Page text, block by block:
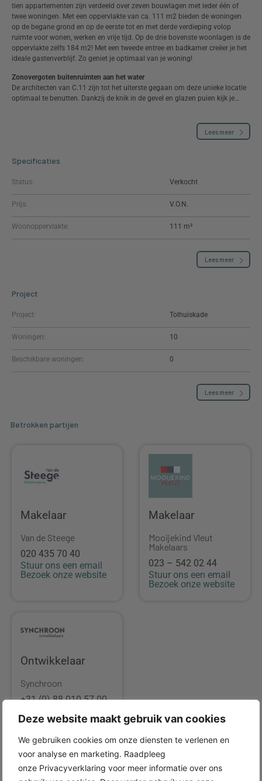
Deze website maakt gebruik van cookies
We gebruiken cookies om onze diensten te verlenen en
voor analyse en marketing. Raadpleeg
onze Privacyverklaring voor meer informatie over ons
tien appartementen zijn verdeeld over zeven bouwlagen met ieder één of
twee woningen. Met een oppervlakte van ca. 111 m2 bieden de woningen
op de begane grond en op de eerste tot en met derde verdieping volop
ruimte voor wonen, werken en vrije tijd. Op de drie bovenste woonlagen is de
oppervlakte zelfs 184 m2! Met een tweede entree en badkamer creëer je het
ideale gastenverblijf. Zo geniet je optimaal van je woning!
Zonovergoten buitenruimten aan het water
De architecten van C.11 zijn tot het uiterste gegaan om deze unieke locatie
optimaal te benutten. Dankzij de knik in de gevel en glazen puien kijk je…
Lees meer
Specificaties
Status: Verkocht
Prijs:
Woonoppervlakte: 111 m²
Lees meer
Project
Project: Tolhuiskade
Woningen: 10
Beschikbare woningen: 0
Lees meer
Betrokken partijen
Makelaar
Van de Steege
020 435 70 40
Stuur ons een email
Bezoek onze website
Makelaar
Mooijekind Vleut
Makelaars
023 – 542 02 44
Stuur ons een email
Bezoek onze website
Ontwikkelaar
Synchroon
+31 (0) 88 010 57 00
Bezoek onze website
Locatie